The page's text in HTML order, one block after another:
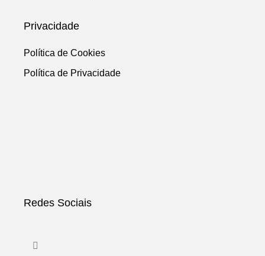
Privacidade
Política de Cookies
Política de Privacidade
Redes Sociais